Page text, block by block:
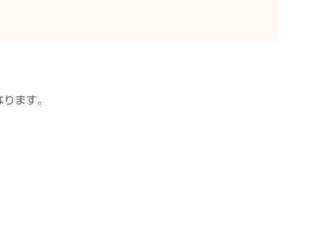
ます。